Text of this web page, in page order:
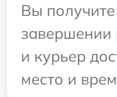
Вы
завершении
и курьер
место и